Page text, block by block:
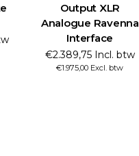
Output XLR
Analogue Ravenna
Interface
€2.389,75 Incl. btw
€1.975,00 Excl. btw